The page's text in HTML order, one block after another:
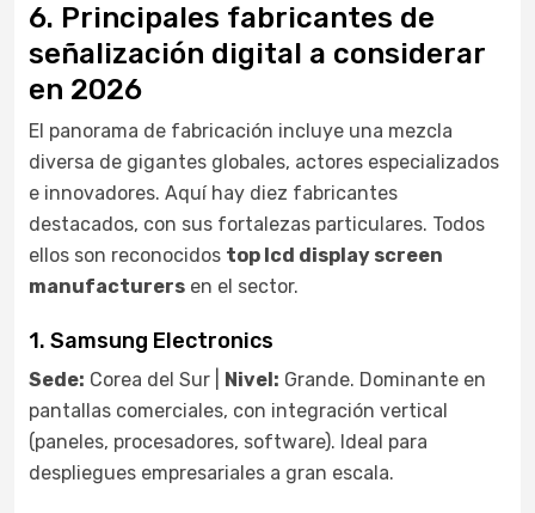
6. Principales fabricantes de
señalización digital a considerar
en 2026
El panorama de fabricación incluye una mezcla
diversa de gigantes globales, actores especializados
e innovadores. Aquí hay diez fabricantes
destacados, con sus fortalezas particulares. Todos
ellos son reconocidos top lcd display screen
manufacturers en el sector.
1. Samsung Electronics
Sede: Corea del Sur | Nivel: Grande. Dominante en
pantallas comerciales, con integración vertical
(paneles, procesadores, software). Ideal para
despliegues empresariales a gran escala.